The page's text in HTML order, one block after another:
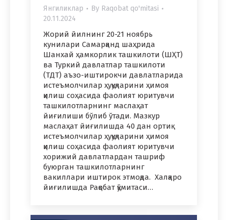
Янгиликлар By Raqobat qo'mitasi
20.11.2024
Жорий йилнинг 20-21 ноябрь
кунилари Самарқанд шаҳрида
Шанхай ҳамкорлик ташкилоти (ШҲТ)
ва Туркий давлатлар ташкилоти
(ТДТ) аъзо-иштирокчи давлатларида
истеъмолчилар ҳуқуқларини ҳимоя
қилиш соҳасида фаолият юритувчи
ташкилотларнинг маслаҳат
йиғилиши бўлиб ўтади. Мазкур
маслаҳат йиғилишда 40 дан ортиқ
истеъмолчилар ҳуқуқларини ҳимоя
қилиш соҳасида фаолият юритувчи
хорижий давлатлардан ташриф
буюрган ташкилотларнинг
вакиллари иштирок этмоқда. Халқаро
йиғилишда Рақобат қўмитаси…